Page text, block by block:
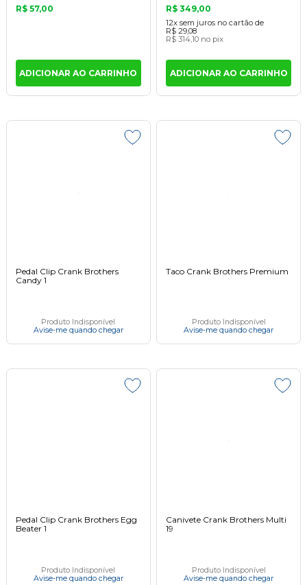
R$ 57,00
ADICIONAR AO CARRINHO
R$ 349,00
12x sem juros no cartão de
R$ 29,08
R$ 314,10 no pix
ADICIONAR AO CARRINHO
Pedal Clip Crank Brothers
Candy 1
Produto Indisponível
Avise-me quando chegar
Taco Crank Brothers Premium
Produto Indisponível
Avise-me quando chegar
Pedal Clip Crank Brothers Egg
Beater 1
Produto Indisponível
Avise-me quando chegar
Canivete Crank Brothers Multi
19
Produto Indisponível
Avise-me quando chegar